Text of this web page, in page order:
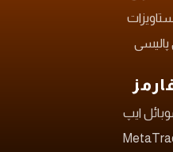
پالیسی